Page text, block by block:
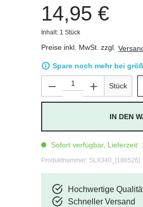
14,95 €
Inhalt: 1 Stück
Preise inkl. MwSt. zzgl.
Spare noch mehr bei
Produkt Anzahl: Gib den
Stück
IN DEN
Sofort verfügbar, Lieferzeit:
Produktnummer: SLX340_[186526]
Hochwertige
Schneller Versand